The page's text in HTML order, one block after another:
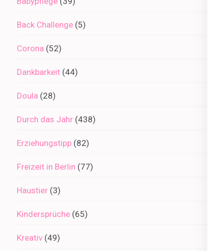
Back Challenge (5)
Corona (52)
Dankbarkeit (44)
Doula (28)
Durch das Jahr (438)
Erziehungstipp (82)
Freizeit in Berlin (77)
Haustier (3)
Kindersprüche (65)
Kreativ (49)